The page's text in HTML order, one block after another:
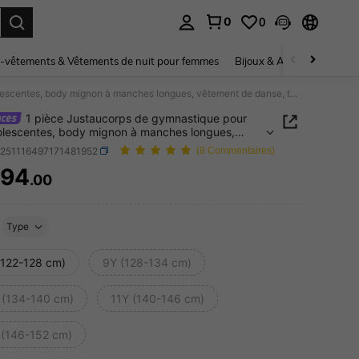
0 0
vêtements & Vêtements de nuit pour femmes Bijoux & Accessoires pour
1 pièce Justaucorps de gymnastique pour préadolescentes, body mignon à manches longues, vêtement de danse, tenue de gymnastique noire extensible
1 pièce Justaucorps de gymnastique pour
body mignon à manches longues,
de danse, tenue de gymnastique noire(8 Commentaires)
AND AVAILABILITY
.00
Type
128 cm) 9Y (128-134 cm)
(134-140 cm) 11Y (140-146 cm)
(146-152 cm)